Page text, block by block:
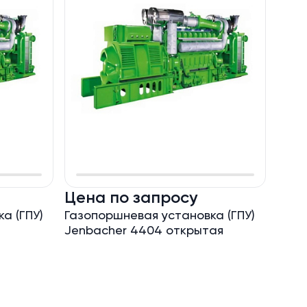
(ГПУ)
Цена по запросу
Газопоршневая установка (ГПУ)
Jenbacher 4404 открытая